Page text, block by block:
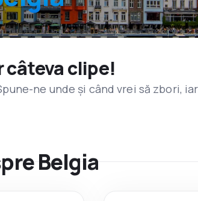
câteva clipe!
ne unde și când vrei să zbori, iar
Belgia